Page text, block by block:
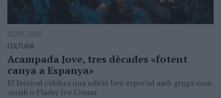
02.07.2026
CULTURA
Acampada Jove, tres dècades «fotent
canya a Espanya»
El festival celebra una edició ben especial amb grups com
Auxili o Flashy Ice Cream